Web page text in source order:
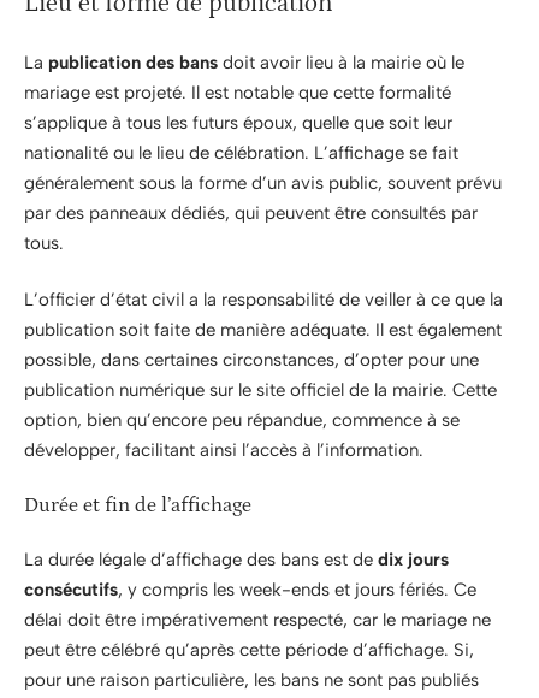
La publication des bans doit avoir lieu à la mairie où le
mariage est projeté. Il est notable que cette formalité
s’applique à tous les futurs époux, quelle que soit leur
nationalité ou le lieu de célébration. L’affichage se fait
généralement sous la forme d’un avis public, souvent prévu
par des panneaux dédiés, qui peuvent être consultés par
tous.
L’officier d’état civil a la responsabilité de veiller à ce que la
publication soit faite de manière adéquate. Il est également
possible, dans certaines circonstances, d’opter pour une
publication numérique sur le site officiel de la mairie. Cette
option, bien qu’encore peu répandue, commence à se
développer, facilitant ainsi l’accès à l’information.
Durée et fin de l’affichage
La durée légale d’affichage des bans est de dix jours
consécutifs, y compris les week-ends et jours fériés. Ce
délai doit être impérativement respecté, car le mariage ne
peut être célébré qu’après cette période d’affichage. Si,
pour une raison particulière, les bans ne sont pas publiés